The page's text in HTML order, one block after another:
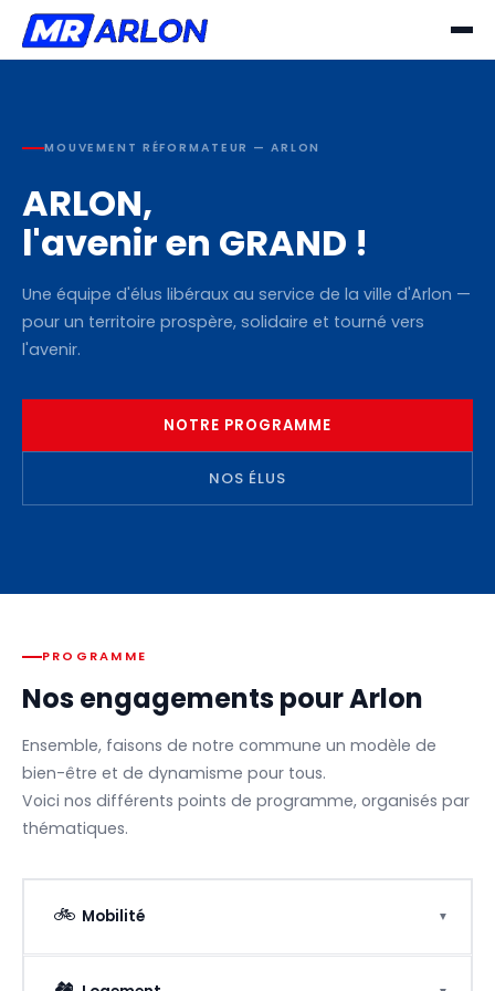
MOUVEMENT RÉFORMATEUR — ARLON
ARLON,
l'avenir en GRAND !
Une équipe d'élus libéraux au service de la ville d'Arlon —
pour un territoire prospère, solidaire et tourné vers
l'avenir.
NOTRE PROGRAMME
NOS ÉLUS
PROGRAMME
Nos engagements pour Arlon
Ensemble, faisons de notre commune un modèle de
bien-être et de dynamisme pour tous.
Voici nos différents points de programme, organisés par
thématiques.
🚲 Mobilité ▼
Coexistence harmonieuse des usagers de la voirie